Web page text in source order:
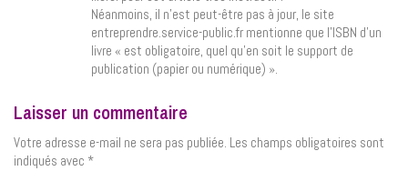
Néanmoins, il n’est peut-être pas à jour, le site
entreprendre.service-public.fr mentionne que l’ISBN d’un
livre « est obligatoire, quel qu’en soit le support de
publication (papier ou numérique) ».
Laisser un commentaire
Votre adresse e-mail ne sera pas publiée. Les champs obligatoires sont
indiqués avec *